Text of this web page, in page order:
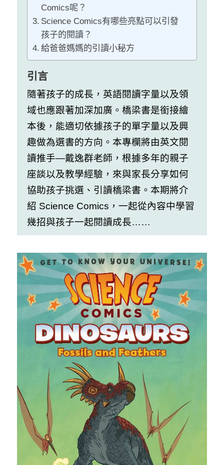
Comics呢？
Science Comics有哪些亮點可以引發
孩子的閱讀？
給爸爸媽媽的引讀小秘方
引言
隨著孩子的成長，英語閱讀字量以及領
域也應跟著加深加廣。橋梁書是銜接繪
本後，能適切依據孩子的單字量以及興
趣做為選書的方向。本專欄將由英文閱
讀推手—戴逸群老師，根據多年的親子
座談以及教學經驗，來與家長分享如何
協助孩子挑選、引讀橋梁書。本期將介
紹 Science Comics ，一起從內容中學習
幾招與孩子一起閱讀成長……